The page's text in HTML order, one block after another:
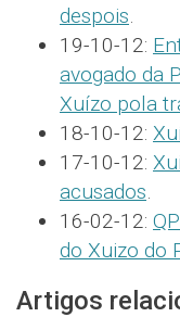
despois.
19-10-12:
avogado da
Xuízo pola
18-10-12:
17-10-12:
acusados.
16-02-12:
do Xuizo do
Artigos